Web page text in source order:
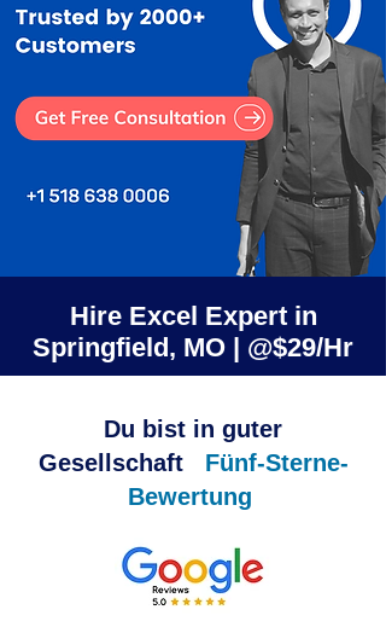
Hire Excel Expert in
Springfield, MO | @$29/Hr
Du bist in guter
Gesellschaft
Fünf-Sterne-
Bewertung